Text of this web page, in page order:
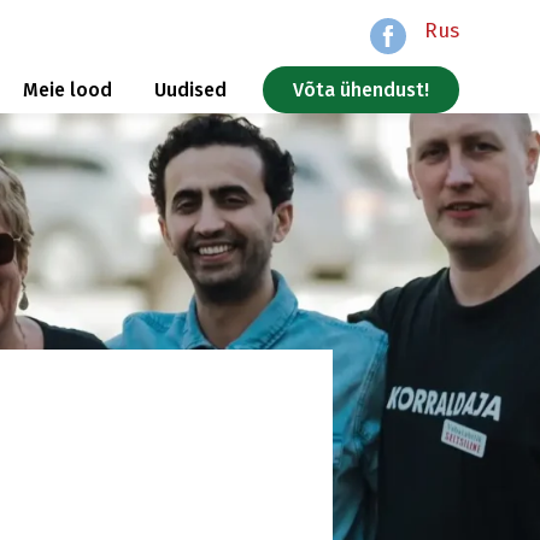
Rus
Meie lood Uudised Võta ühendust!